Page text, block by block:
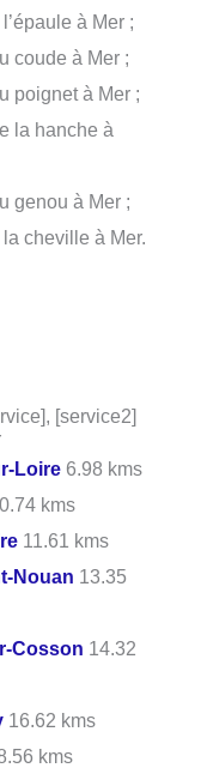
à Mer ;
coude à Mer ;
poignet à Mer ;
la hanche à
genou à Mer ;
cheville à Mer.
[service2]
Loire 6.98 kms
kms
11.61 kms
Nouan 13.35
Cosson 14.32
16.62 kms
kms